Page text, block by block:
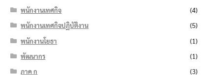
พนักงานเทศกิจ
(4)
พนักงานเทศกิจปฏิบัติงาน
(5)
พนักงานโยธา
(1)
พัฒนากร
(1)
ภาค ก
(3)